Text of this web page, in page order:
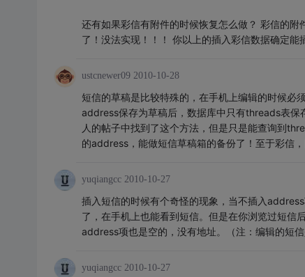
还有如果彩信有附件的时候恢复怎么做？ 彩信的
了！没法实现！！！ 你以上的插入彩信数据确定能
ustcnewer09 2010-10-28
短信的草稿是比较特殊的，在手机上编辑的时候必
address保存为草稿后，数据库中只有threads表
人的帖子中找到了这个方法，但是只是能查询到
的address，能做短信草稿箱的备份了！至于彩信
yuqiangcc 2010-10-27
插入短信的时候有个奇怪的现象，当不插入
了，在手机上也能看到短信。但是在你浏览过短信
address项也是空的，没有地址。（注：编辑的短信
yuqiangcc 2010-10-27